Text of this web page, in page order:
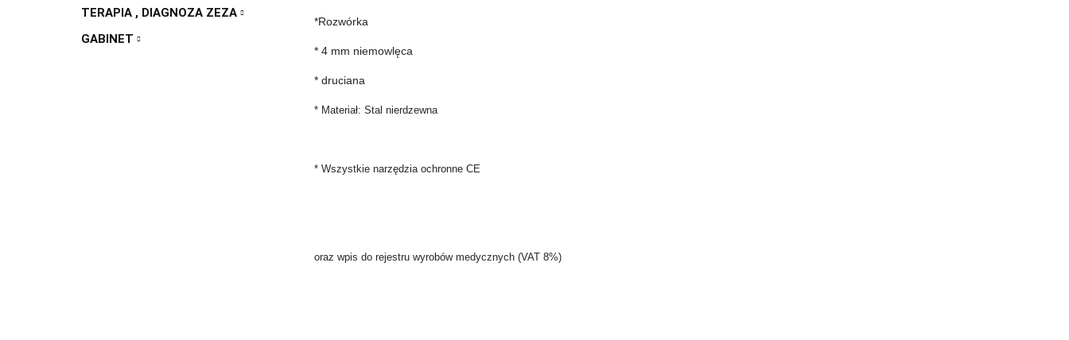
TERAPIA , DIAGNOZA ZEZA
GABINET
*Rozwórka
* 4 mm niemowlęca
* druciana
* Materiał: Stal nierdzewna
* Wszystkie narzędzia ochronne CE
oraz wpis do rejestru wyrobów medycznych (VAT 8%)